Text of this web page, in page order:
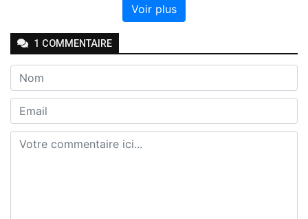
Voir plus
1 COMMENTAIRE